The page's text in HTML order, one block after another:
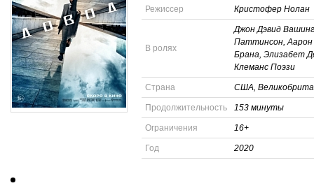
Режиссер Кристофер Нолан
В ролях
Джон Дэвид
Паттинсон, Аарон
Брана, Элизабет
Клеманс Поэзи
Страна США,
Продолжительность 153 минуты
Ограничения 16+
Год 2020